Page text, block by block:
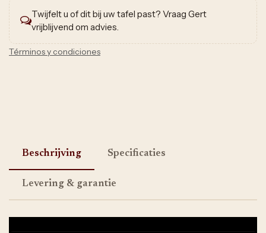
Twijfelt u of dit bij uw tafel past? Vraag Gert
vrijblijvend om advies.
Términos y condiciones
Beschrijving Specificaties
Levering & garantie